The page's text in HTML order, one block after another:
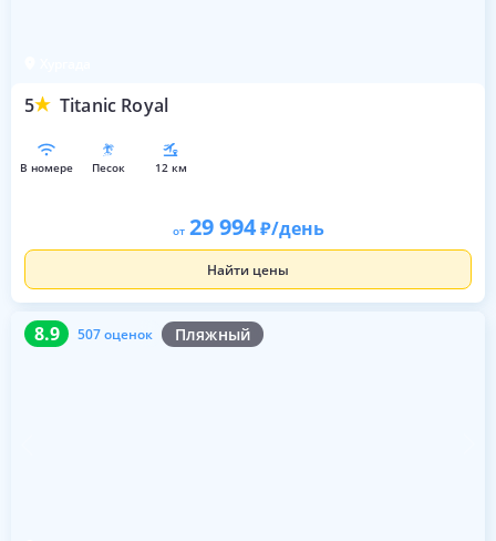
5 Titanic Royal
в номере песок 12 км
от 29 994 /день
Найти цены
8.9 507 оценок Пляжный
8.9 507 оценок